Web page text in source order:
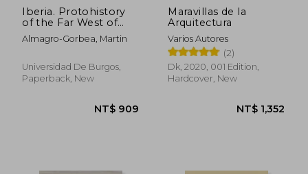
NT$ 1,315
Iberia. Protohistory
of the Far West of
Europe: From
Neolithic to Roman
Almagro-Gorbea, Martin
Universidad De Burgos,
Paperback, New
Maravillas de la
Arquitectura
Varios Autores
(2)
Dk, 2020, 001 Edition,
Hardcover, New